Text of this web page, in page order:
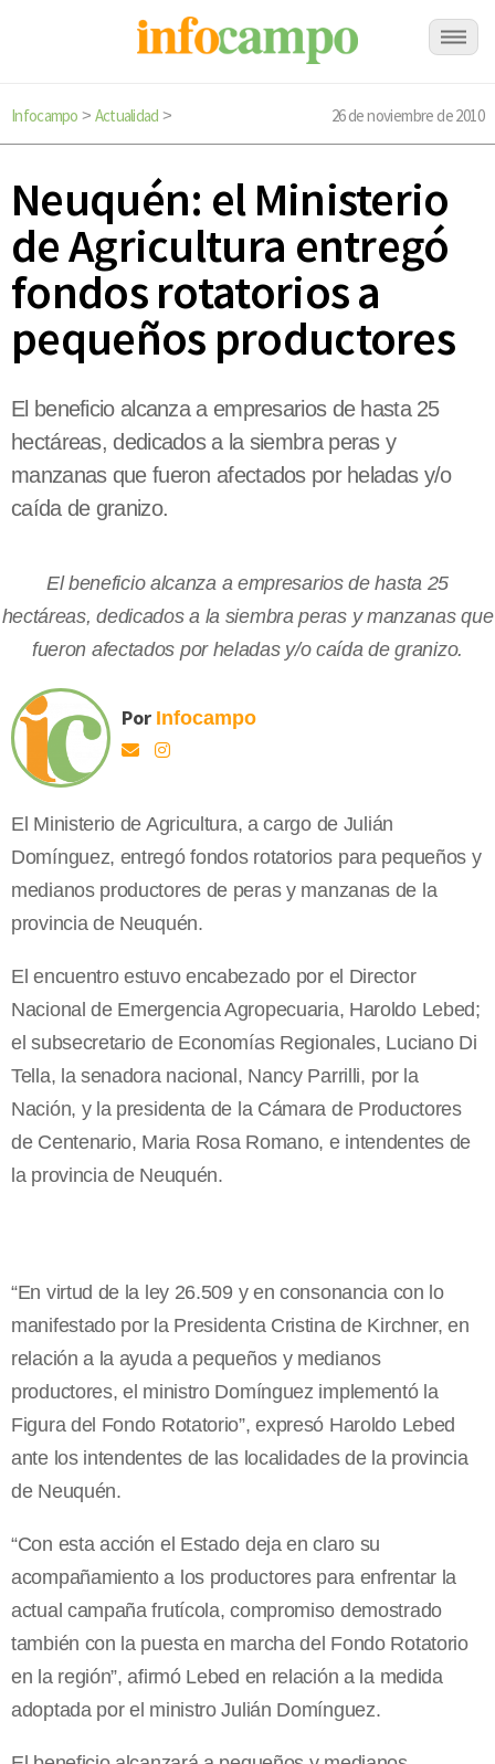
Infocampo > Actualidad > 26 de noviembre de 2010
Neuquén: el Ministerio
de Agricultura entregó
fondos rotatorios a
pequeños productores
El beneficio alcanza a empresarios de hasta 25
hectáreas, dedicados a la siembra peras y
manzanas que fueron afectados por heladas y/o
caída de granizo.
El beneficio alcanza a empresarios de hasta 25
hectáreas, dedicados a la siembra peras y manzanas que
fueron afectados por heladas y/o caída de granizo.
Por Infocampo
El Ministerio de Agricultura, a cargo de Julián
Domínguez, entregó fondos rotatorios para pequeños y
medianos productores de peras y manzanas de la
provincia de Neuquén.
El encuentro estuvo encabezado por el Director
Nacional de Emergencia Agropecuaria, Haroldo Lebed;
el subsecretario de Economías Regionales, Luciano Di
Tella, la senadora nacional, Nancy Parrilli, por la
Nación, y la presidenta de la Cámara de Productores
de Centenario, Maria Rosa Romano, e intendentes de
la provincia de Neuquén.
“En virtud de la ley 26.509 y en consonancia con lo
manifestado por la Presidenta Cristina de Kirchner, en
relación a la ayuda a pequeños y medianos
productores, el ministro Domínguez implementó la
Figura del Fondo Rotatorio”, expresó Haroldo Lebed
ante los intendentes de las localidades de la provincia
de Neuquén.
“Con esta acción el Estado deja en claro su
acompañamiento a los productores para enfrentar la
actual campaña frutícola, compromiso demostrado
también con la puesta en marcha del Fondo Rotatorio
en la región”, afirmó Lebed en relación a la medida
adoptada por el ministro Julián Domínguez.